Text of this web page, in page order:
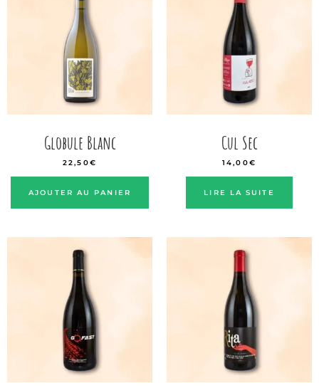
Globule Blanc
22,50€
AJOUTER AU PANIER
Cul Sec
14,00€
LIRE LA SUITE